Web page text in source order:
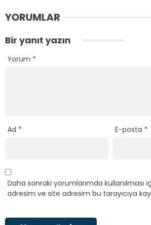
YORUMLAR
Bir yanıt yazın
Yorum *
Ad * E-posta *
Daha sonraki yorumlarımda kullanılması
adresim ve site adresim bu tarayıcıya